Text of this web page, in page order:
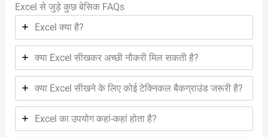
Excel से जुड़े कुछ बेसिक FAQs
Excel क्या है?
क्या Excel सीखकर अच्छी नौकरी मिल सकती है?
क्या Excel सीखने के लिए कोई टेक्निकल बैकग्राउंड जरूरी है?
Excel का उपयोग कहां-कहां होता है?